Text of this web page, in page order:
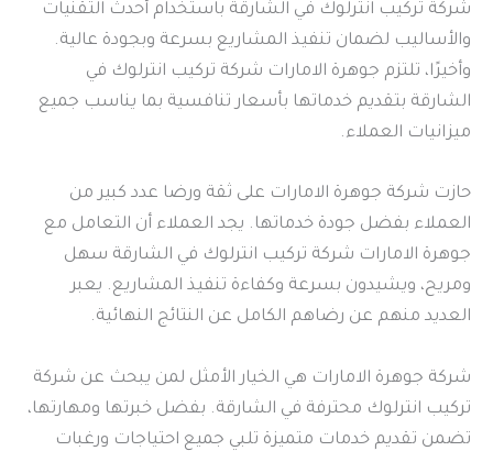
شركة تركيب انترلوك في الشارقة باستخدام أحدث التقنيات
والأساليب لضمان تنفيذ المشاريع بسرعة وبجودة عالية.
وأخيرًا، تلتزم جوهرة الامارات شركة تركيب انترلوك في
الشارقة بتقديم خدماتها بأسعار تنافسية بما يناسب جميع
ميزانيات العملاء.
حازت شركة جوهرة الامارات على ثقة ورضا عدد كبير من
العملاء بفضل جودة خدماتها. يجد العملاء أن التعامل مع
جوهرة الامارات شركة تركيب انترلوك في الشارقة سهل
ومريح، ويشيدون بسرعة وكفاءة تنفيذ المشاريع. يعبر
العديد منهم عن رضاهم الكامل عن النتائج النهائية.
شركة جوهرة الامارات هي الخيار الأمثل لمن يبحث عن شركة
تركيب انترلوك محترفة في الشارقة. بفضل خبرتها ومهارتها،
تضمن تقديم خدمات متميزة تلبي جميع احتياجات ورغبات